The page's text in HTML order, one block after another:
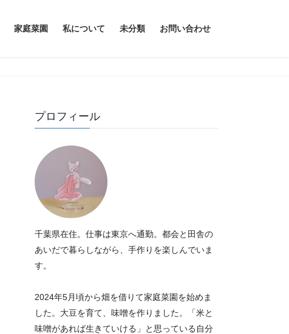
家庭菜園 私について 未分類 お問い合わせ
プロフィール
千葉県在住。仕事は東京へ通勤。都会と田舎の
あいだで暮らしながら、手作りを楽しんでいま
す。
2024年5月頃から畑を借りて家庭菜園を始めま
した。大豆を育て、味噌を作りました。「米と
味噌があれば生きていける」と思っている自分